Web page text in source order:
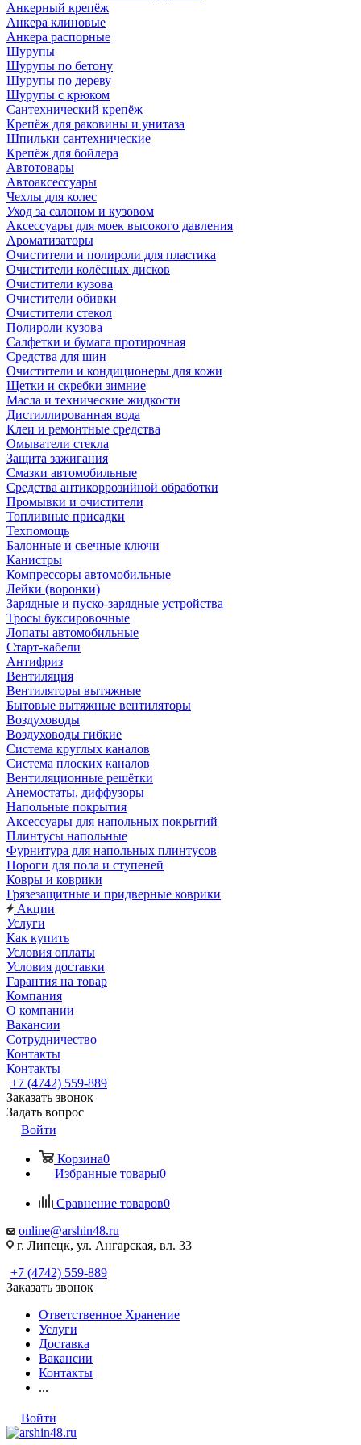
Анкерный крепёж
Анкера клиновые
Анкера распорные
Шурупы
Шурупы по бетону
Шурупы по дереву
Шурупы с крюком
Сантехнический крепёж
Крепёж для раковины и унитаза
Шпильки сантехнические
Крепёж для бойлера
Автотовары
Автоаксессуары
Чехлы для колес
Уход за салоном и кузовом
Аксессуары для моек высокого давления
Ароматизаторы
Очистители и полироли для пластика
Очистители колёсных дисков
Очистители кузова
Очистители обивки
Очистители стекол
Полироли кузова
Салфетки и бумага протирочная
Средства для шин
Очистители и кондиционеры для кожи
Щетки и скребки зимние
Масла и технические жидкости
Дистиллированная вода
Клеи и ремонтные средства
Омыватели стекла
Защита зажигания
Смазки автомобильные
Средства антикоррозийной обработки
Промывки и очистители
Топливные присадки
Техпомощь
Балонные и свечные ключи
Канистры
Компрессоры автомобильные
Лейки (воронки)
Зарядные и пуско-зарядные устройства
Тросы буксировочные
Лопаты автомобильные
Старт-кабели
Антифриз
Вентиляция
Вентиляторы вытяжные
Бытовые вытяжные вентиляторы
Воздуховоды
Воздуховоды гибкие
Система круглых каналов
Система плоских каналов
Вентиляционные решётки
Анемостаты, диффузоры
Напольные покрытия
Аксессуары для напольных покрытий
Плинтусы напольные
Фурнитура для напольных плинтусов
Пороги для пола и ступеней
Ковры и коврики
Грязезащитные и придверные коврики
Акции
Услуги
Как купить
Условия оплаты
Условия доставки
Гарантия на товар
Компания
О компании
Вакансии
Сотрудничество
Контакты
Контакты
+7 (4742) 559-889
Заказать звонок
Задать вопрос
Войти
Корзина0
Избранные товары0
Сравнение товаров0
online@arshin48.ru
г. Липецк, ул. Ангарская, вл. 33
+7 (4742) 559-889
Заказать звонок
Ответственное Хранение
Услуги
Доставка
Вакансии
Контакты
...
Войти